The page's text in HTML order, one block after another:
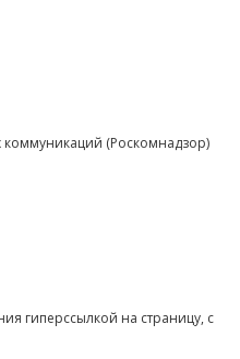
(Роскомнадзор)
гиперссылкой на страницу, с